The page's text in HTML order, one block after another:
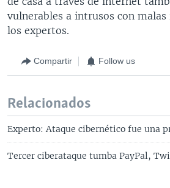
vulnerables a intrusos con malas
los expertos.
Compartir Follow us
Relacionados
Experto: Ataque cibernético fue una
Tercer ciberataque tumba PayPal,